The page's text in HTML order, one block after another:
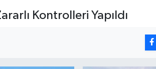
Kontrolleri Yapıldı